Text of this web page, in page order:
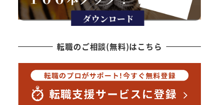
転職のご相談(無料)はこちら